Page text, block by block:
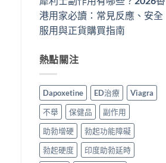
港用家必讀：常見反應、安全
服用與正貨購買指南
熱點關注
Dapoxetine ED治療
Viagra
不舉
保健品
副作用
助勃增硬
勃起功能障礙
勃起硬度
印度助勃延時